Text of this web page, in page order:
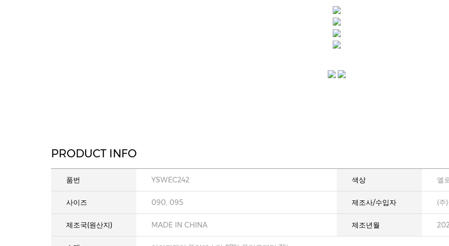
PRODUCT INFO
품번 YSWEC242 색상 옐
사이즈 090, 095 제조사/수입자 (주
제조국(원산지) MADE IN CHINA 제조년월